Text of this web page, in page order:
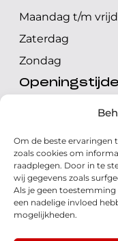
Om de beste ervaringen
zoals cookies om
raadplegen. Door in te
wij gegevens zoals
Als je geen
een nadelige invloed
mogelijkheden.
Maandag t/m
Zaterdag
Zondag
Maandag t/m
Zondag
Volg ons